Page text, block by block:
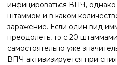
инфицироваться ВПЧ,
штаммом и в каком
заражение. Если один вид
преодолеть, то с 20
самостоятельно уже
ВПЧ активизируется при